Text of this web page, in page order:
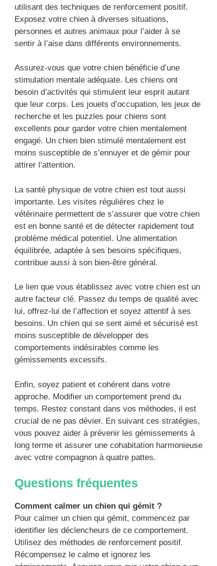
utilisant des techniques de renforcement positif.
Exposez votre chien à diverses situations,
personnes et autres animaux pour l’aider à se
sentir à l’aise dans différents environnements.
Assurez-vous que votre chien bénéficie d’une
stimulation mentale adéquate. Les chiens ont
besoin d’activités qui stimulent leur esprit autant
que leur corps. Les jouets d’occupation, les jeux de
recherche et les puzzles pour chiens sont
excellents pour garder votre chien mentalement
engagé. Un chien bien stimulé mentalement est
moins susceptible de s’ennuyer et de gémir pour
attirer l’attention.
La santé physique de votre chien est tout aussi
importante. Les visites régulières chez le
vétérinaire permettent de s’assurer que votre chien
est en bonne santé et de détecter rapidement tout
problème médical potentiel. Une alimentation
équilibrée, adaptée à ses besoins spécifiques,
contribue aussi à son bien-être général.
Le lien que vous établissez avec votre chien est un
autre facteur clé. Passez du temps de qualité avec
lui, offrez-lui de l’affection et soyez attentif à ses
besoins. Un chien qui se sent aimé et sécurisé est
moins susceptible de développer des
comportements indésirables comme les
gémissements excessifs.
Enfin, soyez patient et cohérent dans votre
approche. Modifier un comportement prend du
temps. Restez constant dans vos méthodes, il est
crucial de ne pas dévier. En suivant ces stratégies,
vous pouvez aider à prévenir les gémissements à
long terme et assurer une cohabitation harmonieuse
avec votre compagnon à quatre pattes.
Questions fréquentes
Comment calmer un chien qui gémit ?
Pour calmer un chien qui gémit, commencez par
identifier les déclencheurs de ce comportement.
Utilisez des méthodes de renforcement positif.
Récompensez le calme et ignorez les